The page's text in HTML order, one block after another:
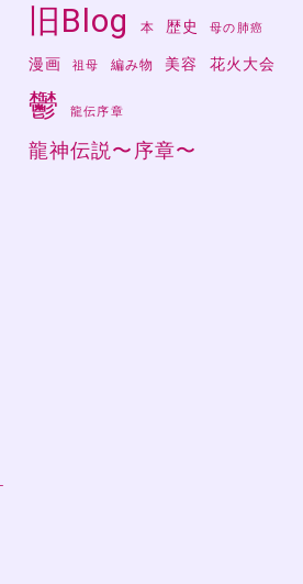
旧Blog 本 歴史 母の肺癌
漫画 祖母 編み物 美容 花火大会
鬱 龍伝序章
龍神伝説〜序章〜